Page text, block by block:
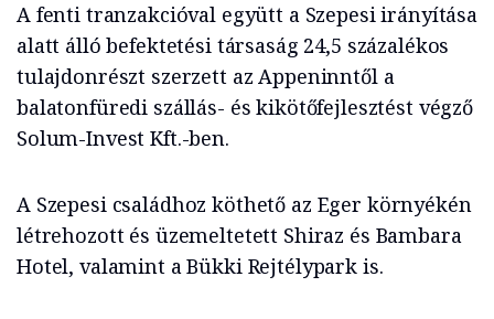
A fenti tranzakcióval együtt a Szepesi irányítása
alatt álló befektetési társaság 24,5 százalékos
tulajdonrészt szerzett az Appeninntől a
balatonfüredi szállás- és kikötőfejlesztést végző
Solum-Invest Kft.-ben.
A Szepesi családhoz köthető az Eger környékén
létrehozott és üzemeltetett Shiraz és Bambara
Hotel, valamint a Bükki Rejtélypark is.